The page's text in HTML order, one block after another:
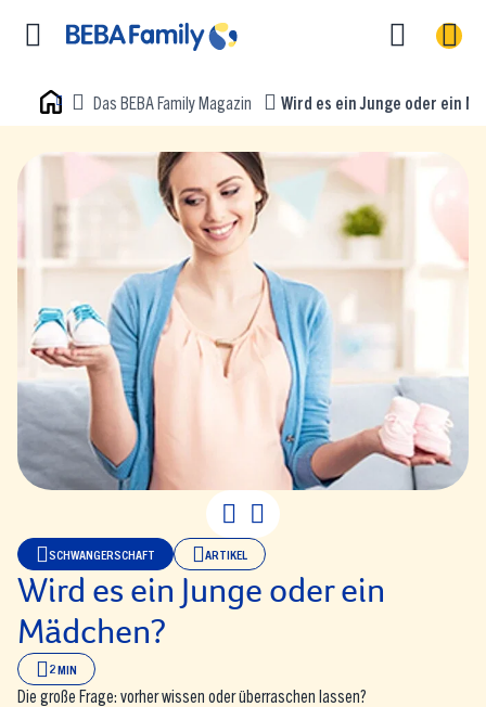
Home Das BEBA Family Magazin Wird es ein Junge oder ein
SCHWANGERSCHAFT ARTIKEL
Wird es ein Junge oder ein
Mädchen?
2 MIN
Die große Frage: vorher wissen oder überraschen lassen?